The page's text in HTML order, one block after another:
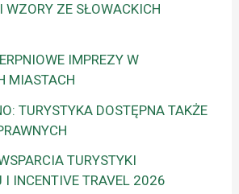
WZORY ZE SŁOWACKICH
IMPREZY W
MIASTACH
TURYSTYKA DOSTĘPNA TAKŻE
TURYSTYKI
INCENTIVE TRAVEL 2026